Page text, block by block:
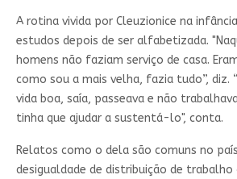
A rotina vivida por Cleuzionice na
estudos depois de ser alfabetizada.
homens não faziam serviço de casa.
como sou a mais velha, fazia tudo”, diz.
vida boa, saía, passeava e não
tinha que ajudar a sustentá-lo", conta.
Relatos como o dela são comuns no
desigualdade de distribuição de